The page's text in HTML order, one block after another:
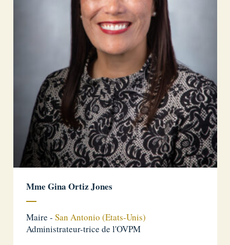
Mme Gina Ortiz Jones
Maire - San Antonio (Etats-Unis)
Administrateur-trice de l'OVPM